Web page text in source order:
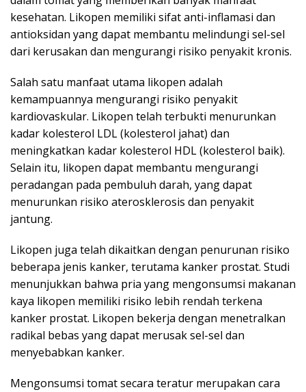
kesehatan. Likopen memiliki sifat anti-inflamasi dan
antioksidan yang dapat membantu melindungi sel-sel
dari kerusakan dan mengurangi risiko penyakit kronis.
Salah satu manfaat utama likopen adalah
kemampuannya mengurangi risiko penyakit
kardiovaskular. Likopen telah terbukti menurunkan
kadar kolesterol LDL (kolesterol jahat) dan
meningkatkan kadar kolesterol HDL (kolesterol baik).
Selain itu, likopen dapat membantu mengurangi
peradangan pada pembuluh darah, yang dapat
menurunkan risiko aterosklerosis dan penyakit
jantung.
Likopen juga telah dikaitkan dengan penurunan risiko
beberapa jenis kanker, terutama kanker prostat. Studi
menunjukkan bahwa pria yang mengonsumsi makanan
kaya likopen memiliki risiko lebih rendah terkena
kanker prostat. Likopen bekerja dengan menetralkan
radikal bebas yang dapat merusak sel-sel dan
menyebabkan kanker.
Mengonsumsi tomat secara teratur merupakan cara